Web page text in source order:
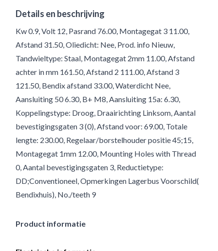
Details en beschrijving
Kw 0.9, Volt 12, Pasrand 76.00, Montagegat 3 11.00,
Afstand 31.50, Oliedicht: Nee, Prod. info Nieuw,
Tandwieltype: Staal, Montagegat 2mm 11.00, Afstand
achter in mm 161.50, Afstand 2 111.00, Afstand 3
121.50, Bendix afstand 33.00, Waterdicht Nee,
Aansluiting 50 6.30, B+ M8, Aansluiting 15a: 6.30,
Koppelingstype: Droog, Draairichting Linksom, Aantal
bevestigingsgaten 3 (0), Afstand voor: 69.00, Totale
lengte: 230.00, Regelaar/borstelhouder positie 45;15,
Montagegat 1mm 12.00, Mounting Holes with Thread
0, Aantal bevestigingsgaten 3, Reductietype:
DD;Conventioneel, Opmerkingen Lagerbus Voorschild(
Bendixhuis), No./teeth 9
Product informatie